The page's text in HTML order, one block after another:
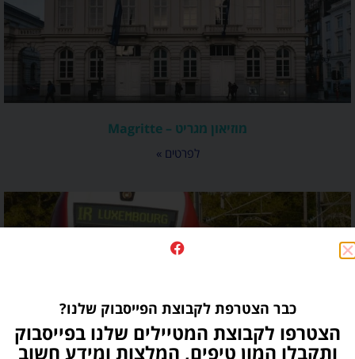
מוזיאון מגריט – Magritte
לפרטים »
כבר הצטרפת לקבוצת הפייסבוק שלנו?
הצטרפו לקבוצת המטיילים שלנו בפייסבוק
ותקבלו המון טיפים, המלצות ומידע חשוב